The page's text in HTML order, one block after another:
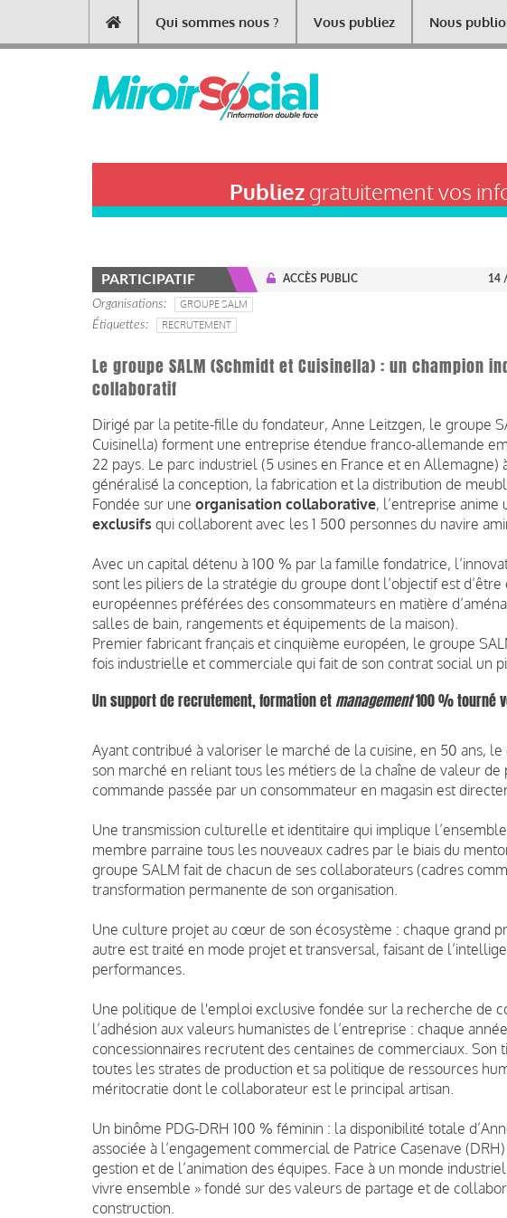
contenu
Main
navigation
Qui sommes nous ? Vous publiez Nous
Publiezgratuitement vos
PARTICIPATIF ACCÈS PUBLIC 14
Organisations
GROUPE SALM
Étiquettes
RECRUTEMENT
Le groupe SALM (Schmidt et Cuisinella) : un champion
collaboratif
Dirigé par la petite-fille du fondateur, Anne Leitzgen, le groupe
Cuisinella) forment une entreprise étendue franco-allemande
22 pays. Le parc industriel (5 usines en France et en Allemagne)
généralisé la conception, la fabrication et la distribution de
Fondée sur une organisation collaborative, l’entreprise anime
exclusifs qui collaborent avec les 1 500 personnes du navire
Avec un capital détenu à 100 % par la famille fondatrice,
sont les piliers de la stratégie du groupe dont l’objectif est
européennes préférées des consommateurs en matière
salles de bain, rangements et équipements de la maison).
Premier fabricant français et cinquième européen, le groupe
fois industrielle et commerciale qui fait de son contrat social un
Un support de recrutement, formation etmanagement100 % tourné
Ayant contribué à valoriser le marché de la cuisine, en 50 ans,
son marché en reliant tous les métiers de la chaîne de valeur
commande passée par un consommateur en magasin est
Une transmission culturelle et identitaire qui implique
membre parraine tous les nouveaux cadres par le biais du
groupe SALM fait de chacun de ses collaborateurs (cadres
transformation permanente de son organisation.
Une culture projet au cœur de son écosystème : chaque grand
autre est traité en mode projet et transversal, faisant de
performances.
Une politique de l'emploi exclusive fondée sur la recherche de
l’adhésion aux valeurs humanistes de l’entreprise : chaque
concessionnaires recrutent des centaines de commerciaux. Son
toutes les strates de production et sa politique de ressources
méritocratie dont le collaborateur est le principal artisan.
Un binôme PDG-DRH 100 % féminin : la disponibilité totale
associée à l’engagement commercial de Patrice Casenave
gestion et de l’animation des équipes. Face à un monde
vivre ensemble » fondé sur des valeurs de partage et de
construction.